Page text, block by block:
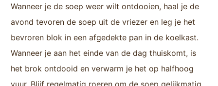
Wanneer je de soep weer wilt ontdooien, haal je de
avond tevoren de soep uit de vriezer en leg je het
bevroren blok in een afgedekte pan in de koelkast.
Wanneer je aan het einde van de dag thuiskomt, is
het brok ontdooid en verwarm je het op halfhoog
vuur. Blijf regelmatig roeren om de soep gelijkmatig